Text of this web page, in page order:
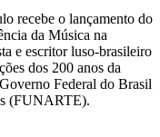
recebe o lançamento do
da Música na
e escritor luso-brasileiro
dos 200 anos da
Federal do Brasil
(FUNARTE).